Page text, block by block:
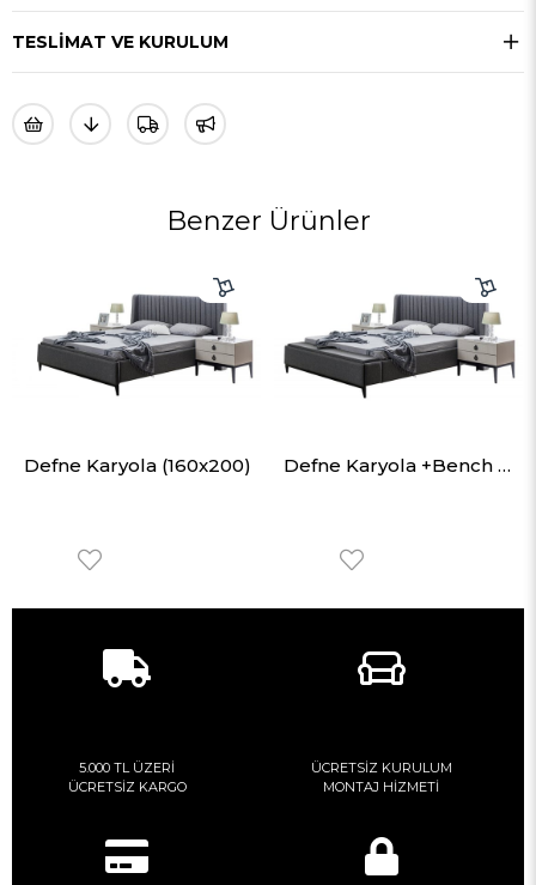
TESLIMAT VE KURULUM
Benzer Ürünler
Defne Karyola (160x200) Defne Karyola +Bench (180x200)
5.000 TL ÜZERİ
ÜCRETSİZ KARGO
ÜCRETSİZ KURULUM
MONTAJ HİZMETİ